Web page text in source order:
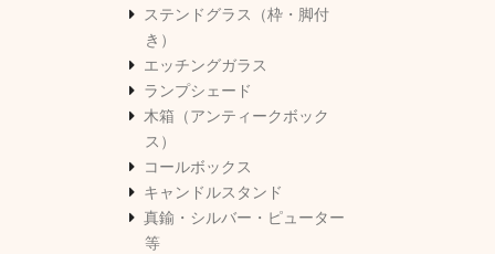
ステンドグラス（枠・脚付
き）
エッチングガラス
ランプシェード
木箱（アンティークボック
ス）
コールボックス
キャンドルスタンド
真鍮・シルバー・ピューター
等